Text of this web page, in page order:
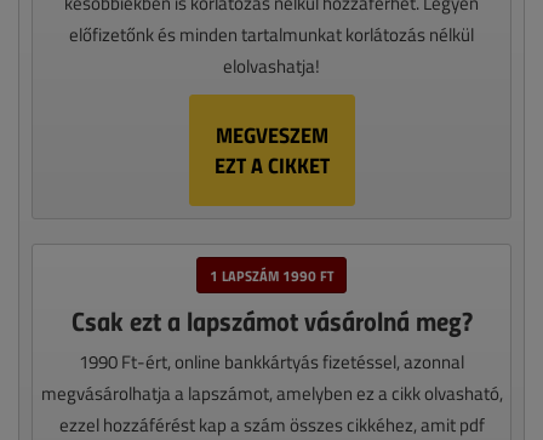
előfizetőnk és minden tartalmunkat korlátozás nélkül
elolvashatja!
MEGVESZEM
EZT A CIKKET
1 LAPSZÁM 1990 FT
Csak ezt a lapszámot vásárolná meg?
1990 Ft-ért, online bankkártyás fizetéssel, azonnal
megvásárolhatja a lapszámot, amelyben ez a cikk olvasható,
ezzel hozzáférést kap a szám összes cikkéhez, amit pdf